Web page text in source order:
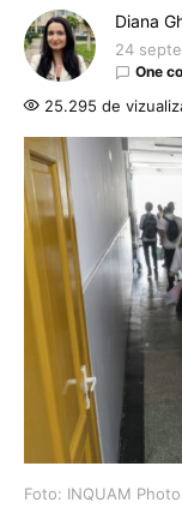
Diana
24
One
25.295 de
Foto: INQUAM